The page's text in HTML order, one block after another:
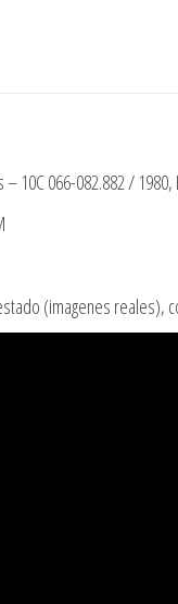
10C 066-082.882 / 1980,
(imagenes